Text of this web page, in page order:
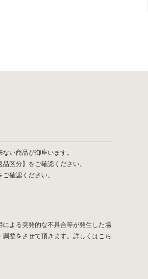
い商品が御座います。
区分】をご確認ください。
ご確認ください。
による突発的な不具合等が発生した場
調整をさせて頂きます。詳しくはこち